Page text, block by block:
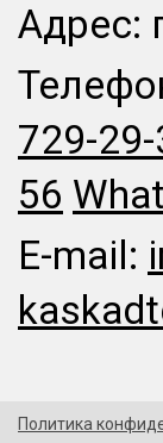
Адрес:
729-
56
E-mail:
Политика